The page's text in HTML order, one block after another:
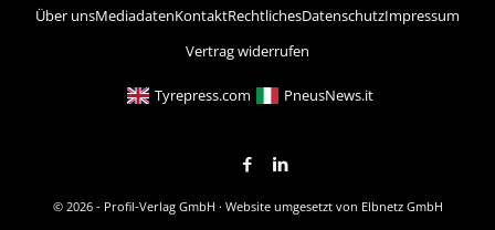
Über unsMediadatenKontaktRechtlichesDatenschutzImpressum
Vertrag widerrufen
Tyrepress.com PneusNews.it
© 2026 - Profil-Verlag GmbH · Website umgesetzt von Elbnetz GmbH